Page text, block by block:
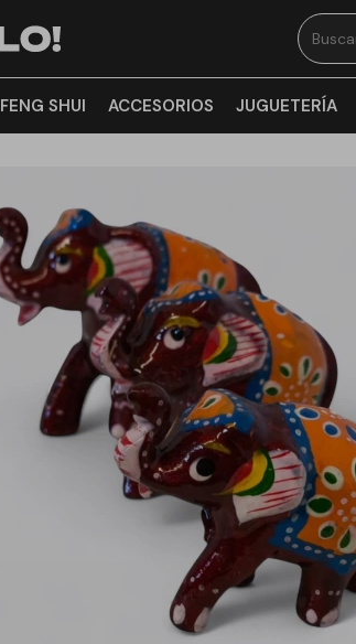
FENG SHUI ACCESORIOS JUGUETERÍA